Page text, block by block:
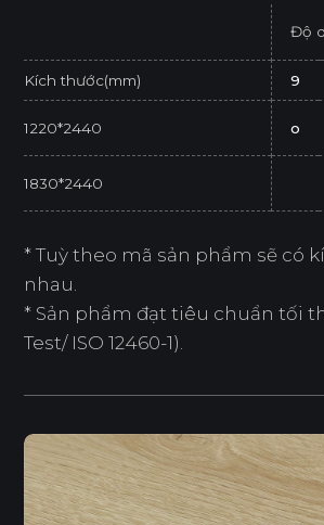
Độ
Kích thước(mm) 9
1220*2440 o
1830*2440
* Tuỳ theo mã sản phẩm sẽ có
nhau.
* Sản phẩm đạt tiêu chuẩn tối
Test/ ISO 12460-1).